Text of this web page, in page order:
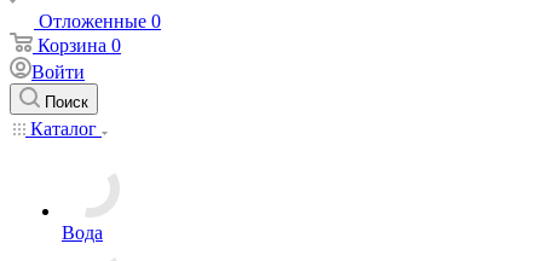
Отложенные 0
Корзина 0
Войти
Поиск
Каталог
Вода